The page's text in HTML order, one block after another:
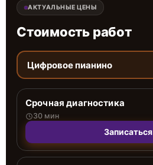
АКТУАЛЬНЫЕ ЦЕНЫ
Стоимость работ
Цифровое пианино
Срочная диагностика
30 мин
Записаться